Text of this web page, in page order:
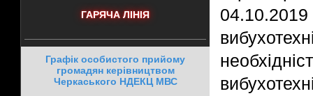
ГАРЯЧА ЛІНІЯ
Графік особистого прийому
громадян керівництвом
Черкаського НДЕКЦ МВС